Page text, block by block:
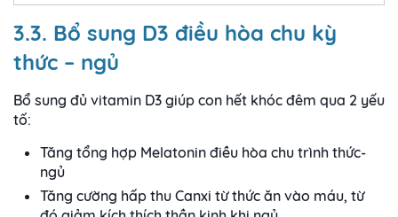
3.3. Bổ sung D3 điều hòa chu kỳ
thức – ngủ
Bổ sung đủ vitamin D3 giúp con hết khóc đêm qua 2 yếu
tố:
Tăng tổng hợp Melatonin điều hòa chu trình thức-
ngủ
Tăng cường hấp thu Canxi từ thức ăn vào máu, từ